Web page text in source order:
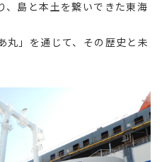
、島と本土を繋いできた東海
丸」を通じて、その歴史と未